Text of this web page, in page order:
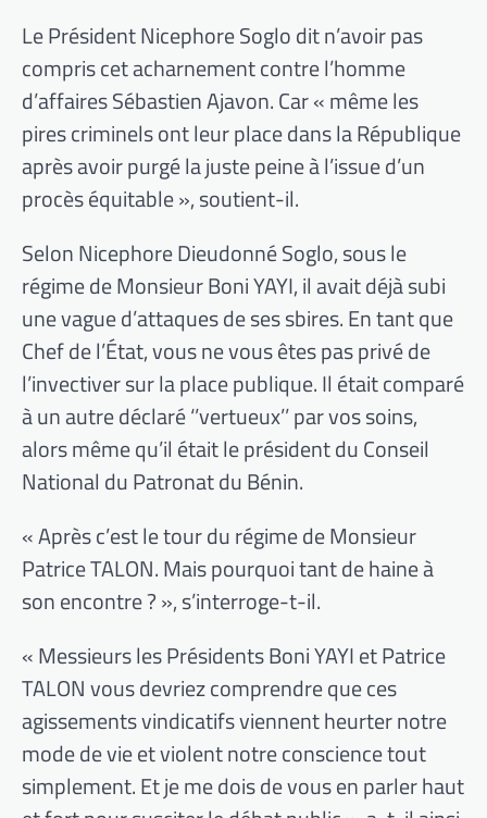
Le Président Nicephore Soglo dit n’avoir pas
compris cet acharnement contre l’homme
d’affaires Sébastien Ajavon. Car « même les
pires criminels ont leur place dans la République
après avoir purgé la juste peine à l’issue d’un
procès équitable », soutient-il.
Selon Nicephore Dieudonné Soglo, sous le
régime de Monsieur Boni YAYI, il avait déjà subi
une vague d’attaques de ses sbires. En tant que
Chef de l’État, vous ne vous êtes pas privé de
l’invectiver sur la place publique. Il était comparé
à un autre déclaré ‘’vertueux’’ par vos soins,
alors même qu’il était le président du Conseil
National du Patronat du Bénin.
« Après c’est le tour du régime de Monsieur
Patrice TALON. Mais pourquoi tant de haine à
son encontre ? », s’interroge-t-il.
« Messieurs les Présidents Boni YAYI et Patrice
TALON vous devriez comprendre que ces
agissements vindicatifs viennent heurter notre
mode de vie et violent notre conscience tout
simplement. Et je me dois de vous en parler haut